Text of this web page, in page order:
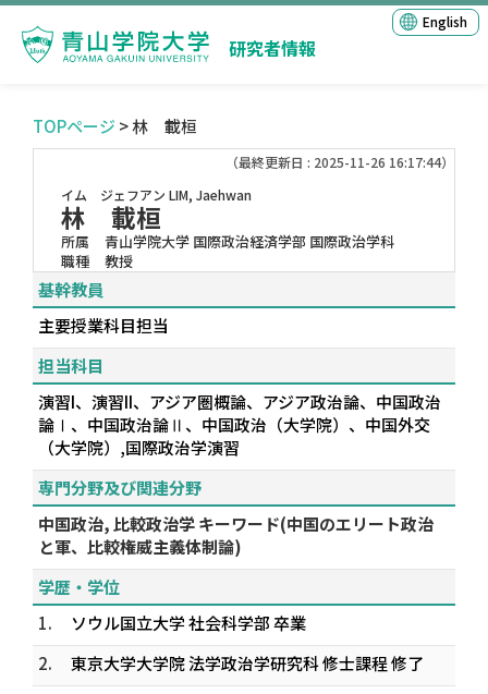
研究者情報
English
TOPページ > 林 載桓
（最終更新日 : 2025-11-26 16:17:44）
イム ジェフアン LIM, Jaehwan
林 載桓
所属
青山学院大学 国際政治経済学部 国際政治学科
職種
教授
基幹教員
主要授業科目担当
担当科目
演習I、演習II、アジア圏概論、アジア政治論、中国政治
論Ⅰ、中国政治論Ⅱ、中国政治（大学院）、中国外交
（大学院）,国際政治学演習
専門分野及び関連分野
中国政治, 比較政治学 キーワード(中国のエリート政治
と軍、比較権威主義体制論)
学歴・学位
1.
ソウル国立大学 社会科学部 卒業
2.
東京大学大学院 法学政治学研究科 修士課程 修了